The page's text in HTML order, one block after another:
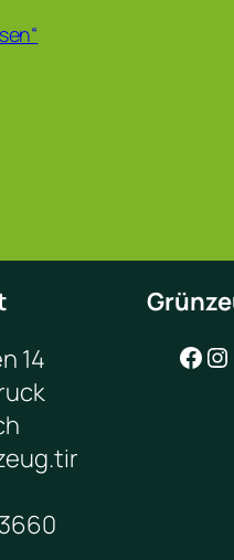
14
Facebook Instagram